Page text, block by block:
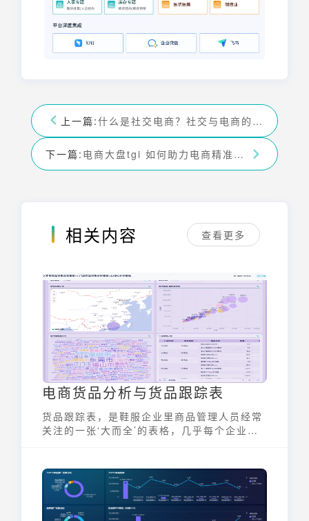
上一篇: 什么是社交电商？社交与电商的深度融合
下一篇: 电商大盘tgi 如何助力电商精准营销
相关内容 查看更多
电商货品分析与货品跟踪表
货品跟踪表，是鞋服企业里商品管理人员经常
关注的一张‘大而全’的表格，几乎每个企业商
电商货品分析与货品跟踪表。